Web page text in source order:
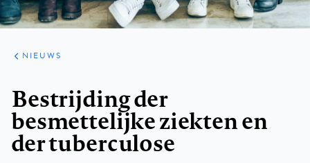
ARTIKELEN
HET
KORT
NIEUWS
Bestrijding der
besmettelijke ziekten en
der tuberculose